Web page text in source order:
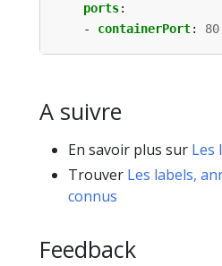
ports:
- containerPort: 80
A suivre
En savoir plus sur Les
Trouver Les labels,
connus
Feedback